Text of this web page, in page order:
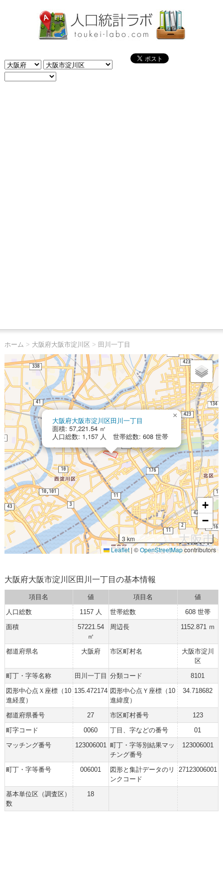
ホーム > 大阪府大阪市淀川区 > 田川一丁目
大阪府大阪市淀川区田川一丁目
面積: 57,221.54 ㎡
人口総数: 1,157 人 世帯総数: 608 世帯
×
+
−
3 km
Leaflet | ©OpenStreetMapcontributors
大阪府大阪市淀川区田川一丁目の基本情報
項目名 値 項目名
値
人口総数
1157 人 世帯総数
608 世帯
面積
57221.54
㎡
周辺長 1152.871 ｍ
都道府県名 大阪府 市区町村名
大阪市淀川
区
町丁・字等名称
田川一丁目 分類コード
8101
図形中心点Ｘ座標（10
進経度）
135.472174 図形中心点Ｙ座標（10
進緯度）
34.718682
都道府県番号 27 市区町村番号
123
町字コード
0060 丁目、字などの番号
01
マッチング番号
123006001 町丁・字等別結果マッ
チング番号
123006001
町丁・字等番号 006001
図形と集計データのリ
ンクコード
27123006001
基本単位区（調査区）
数
18